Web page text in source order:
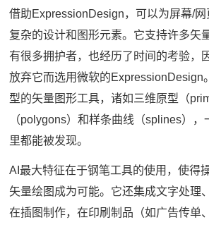
借助ExpressionDesign，可以为屏幕/
复杂的设计和图形元素。它支持许多矢
有很多拥护者，也经历了时间的考验，
放弃它而选用微软的ExpressionDesign
型的矢量图形工具，诸如三维原型（
（polygons）和样条曲线（splines）
里都能被发现。
AI最大特征在于钢笔工具的使用，使得
矢量绘图成为可能。它还集成文字处理
在插图制作，在印刷制品（如广告传单